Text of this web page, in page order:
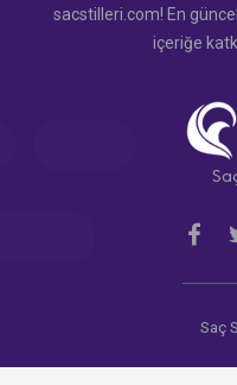
sacstilleri.com! En
içeriğe
Saç